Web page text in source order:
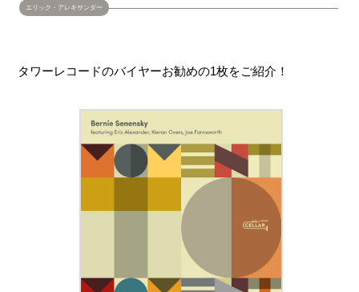
エリック・アレキサンダー
タワーレコードのバイヤーお勧めの1枚をご紹介！